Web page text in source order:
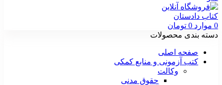
0 موارد 0 تومان
دسته بندی محصولات
صفحه اصلی
کتب آزمونی و منابع کمکی
وکالت
حقوق مدنی